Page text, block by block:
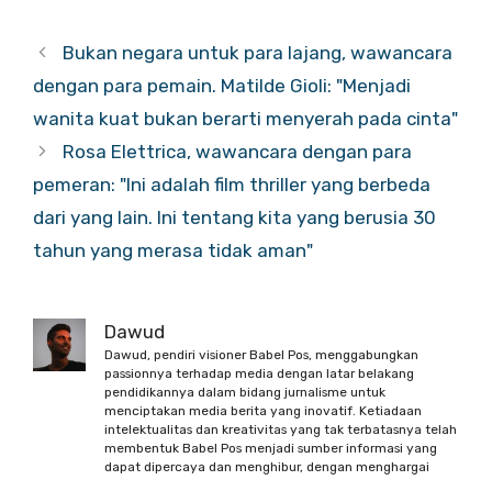
Bukan negara untuk para lajang, wawancara
dengan para pemain. Matilde Gioli: "Menjadi
wanita kuat bukan berarti menyerah pada cinta"
Rosa Elettrica, wawancara dengan para
pemeran: "Ini adalah film thriller yang berbeda
dari yang lain. Ini tentang kita yang berusia 30
tahun yang merasa tidak aman"
Dawud
Dawud, pendiri visioner Babel Pos, menggabungkan
passionnya terhadap media dengan latar belakang
pendidikannya dalam bidang jurnalisme untuk
menciptakan media berita yang inovatif. Ketiadaan
intelektualitas dan kreativitas yang tak terbatasnya telah
membentuk Babel Pos menjadi sumber informasi yang
dapat dipercaya dan menghibur, dengan menghargai